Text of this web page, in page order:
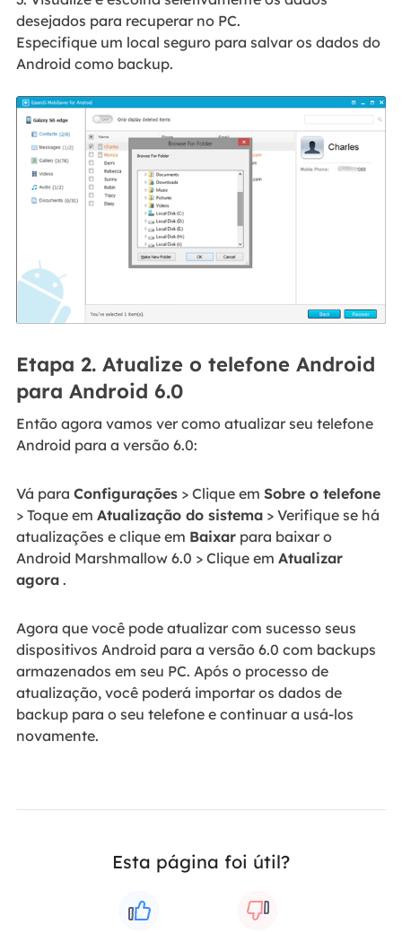
desejados para recuperar no PC.
Especifique um local seguro para salvar os dados do
Android como backup.
Etapa 2. Atualize o telefone Android
para Android 6.0
Então agora vamos ver como atualizar seu telefone
Android para a versão 6.0:
Vá para Configurações> Clique em Sobre o telefone
> Toque em Atualização do sistema> Verifique se há
atualizações e clique em Baixarpara baixar o
Android Marshmallow 6.0 > Clique em Atualizar
agora.
Agora que você pode atualizar com sucesso seus
dispositivos Android para a versão 6.0 com backups
armazenados em seu PC. Após o processo de
atualização, você poderá importar os dados de
backup para o seu telefone e continuar a usá-los
novamente.
Esta página foi útil?